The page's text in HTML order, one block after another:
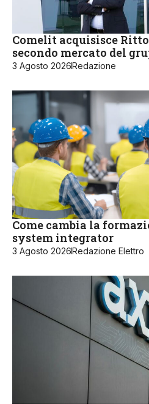
Comelit acquisisce
secondo mercato del
3 Agosto 2026Redazione
Come cambia la
system integrator
3 Agosto 2026Redazione Elettro